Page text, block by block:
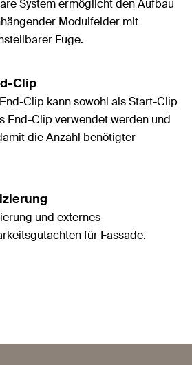
System ermöglicht den Aufbau
Modulfelder mit
Fuge.
Clip
Clip kann sowohl als Start-Clip
End-Clip verwendet werden und
die Anzahl benötigter
und externes
für Fassade.